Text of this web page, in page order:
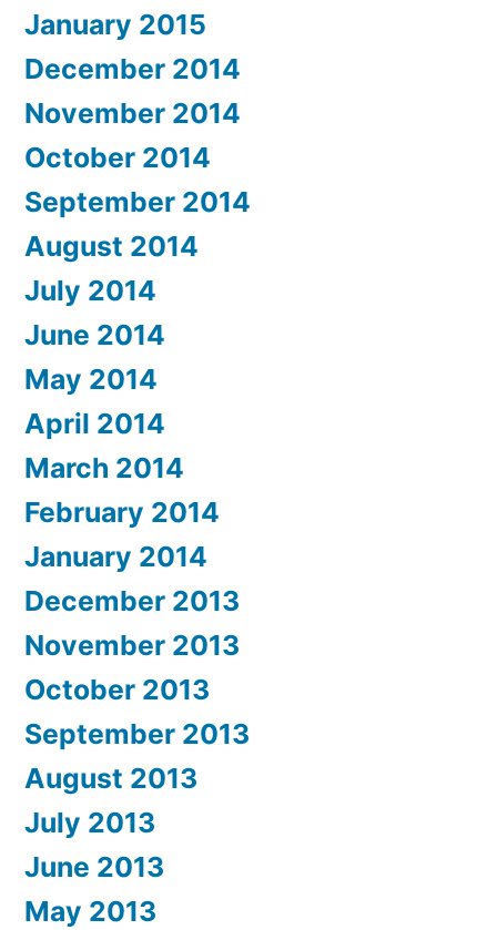
January 2015
December 2014
November 2014
October 2014
September 2014
August 2014
July 2014
June 2014
May 2014
April 2014
March 2014
February 2014
January 2014
December 2013
November 2013
October 2013
September 2013
August 2013
July 2013
June 2013
May 2013